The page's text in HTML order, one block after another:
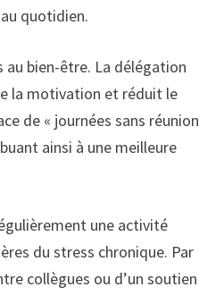
quotidien.
au bien-être. La délégation
la motivation et réduit le
de « journées sans réunion
ainsi à une meilleure
une activité
du stress chronique. Par
collègues ou d’un soutien